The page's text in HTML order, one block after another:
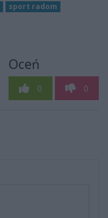
sport radom
Oceń
0 0